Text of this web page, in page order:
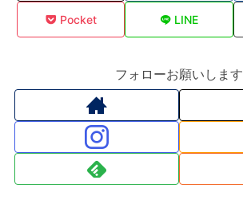
Pocket LINE
フォローお願いします